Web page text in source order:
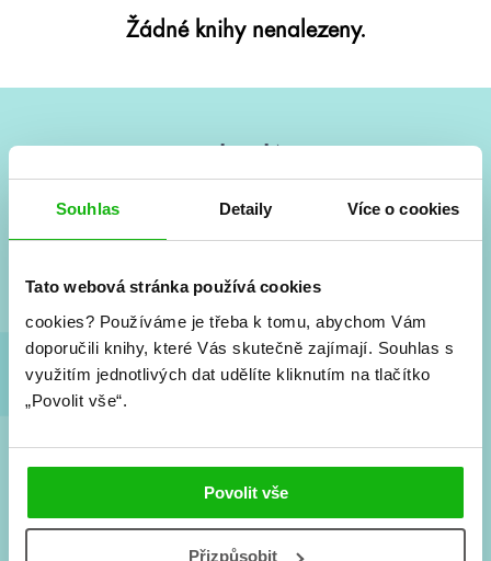
Souhlas Detaily Více o cookies
Tato webová stránka používá cookies
cookies? Používáme je třeba k tomu, abychom Vám
doporučili knihy, které Vás skutečně zajímají. Souhlas s
využitím jednotlivých dat udělíte kliknutím na tlačítko
„Povolit vše“.
Povolit vše
Přizpůsobit
Žádné knihy nenalezeny.
Vše kolem #youngadult každý měsíc rovnou do mailu!
a seriálové adaptace a další.
Souhlasím spodmínkami zpracování osobních údajů
Tvá e-mailová adresa je u nás v bezpečí. Přečti si